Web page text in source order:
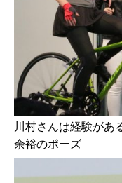
川村さんは経験があ
余裕のポーズ